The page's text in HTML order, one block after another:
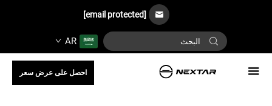
[email protected]
AR
احصل على عرض سعر